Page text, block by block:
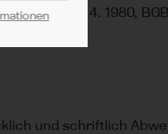
vom 11. 4. 1980,
und schriftlich